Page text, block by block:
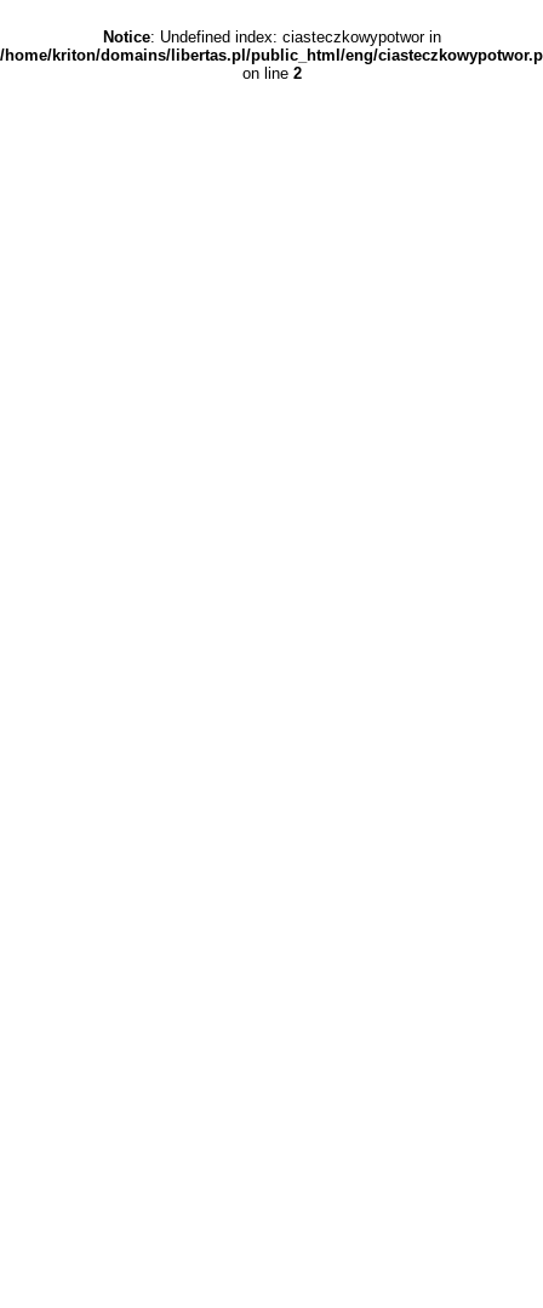
Notice: Undefined index: ciasteczkowypotwor in
/home/kriton/domains/libertas.pl/public_html/eng/
on line 2